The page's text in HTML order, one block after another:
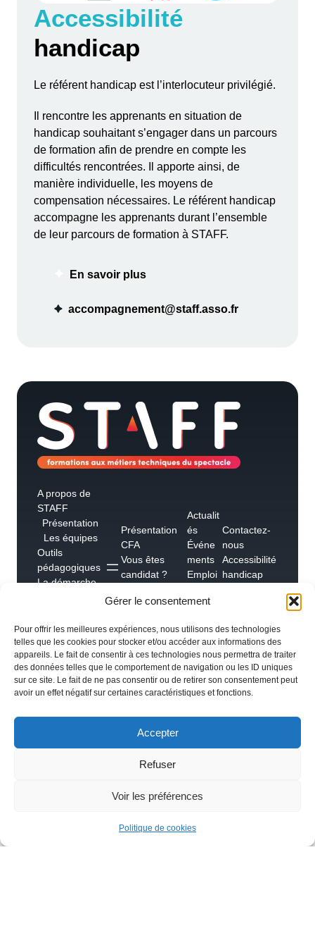
Gérer le consentement
Pour offrir les meilleures expériences, nous utilisons des technologies
telles que les cookies pour stocker et/ou accéder aux informations des
appareils. Le fait de consentir à ces technologies nous permettra de traiter
des données telles que le comportement de navigation ou les ID uniques
sur ce site. Le fait de ne pas consentir ou de retirer son consentement peut
avoir un effet négatif sur certaines caractéristiques et fonctions.
Accepter
Refuser
Voir les préférences
Politique de cookies
Accessibilité
handicap
Le référent handicap est l’interlocuteur privilégié.
Il rencontre les apprenants en situation de
handicap souhaitant s’engager dans un parcours
de formation afin de prendre en compte les
difficultés rencontrées. Il apporte ainsi, de
manière individuelle, les moyens de
compensation nécessaires. Le référent handicap
accompagne les apprenants durant l’ensemble
de leur parcours de formation à STAFF.
En savoir plus
accompagnement@staff.asso.fr
A propos de
STAFF
Présentation
Les équipes
Outils
pédagogiques
La démarche
partenaires &
réseaux
Présentation
CFA
Vous êtes
candidat ?
employeur ?
Actualit
és
Événe
ments
Emploi
Témoig
Contactez-
nous
Accessibilité
handicap
CGV